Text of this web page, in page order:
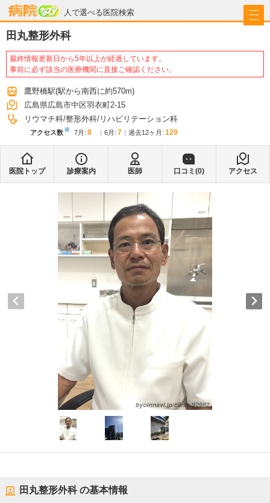
人で選べる医院検索
病院なび
田丸整形外科
最終情報更新日から5年以上が経過しています。
事前に必ず該当の医療機関に直接ご確認ください。
鷹野橋駅(駅から南西に約570m)
広島県広島市中区羽衣町2-15
リウマチ科 整形外科 リハビリテーション科
アクセス数※ 7月 : 8 6月 : 7 過去12ヶ月: 129
医院トップ 診療案内 医師 口コミ(0) アクセス
田丸整形外科の基本情報